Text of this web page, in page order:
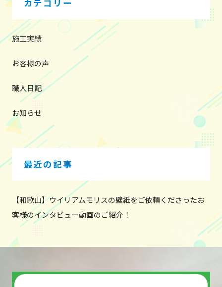
ョ
ン
カテゴリー
施工実績
お客様の声
職人日記
お知らせ
最近の記事
【和歌山】ウイリアムモリスの壁紙をご依頼くださったお
客様のインタビュー動画のご紹介！